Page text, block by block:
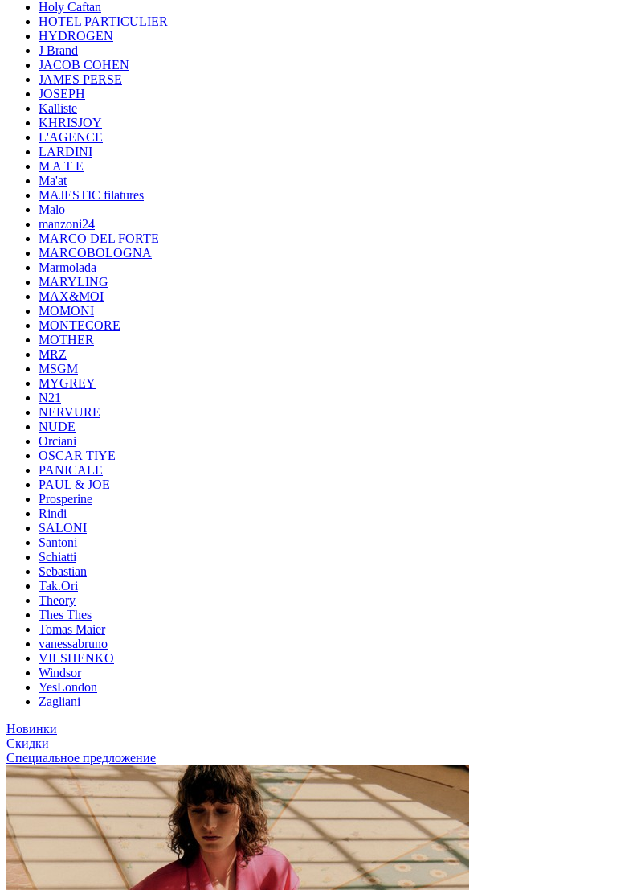
Holy Caftan
HOTEL PARTICULIER
HYDROGEN
J Brand
JACOB COHEN
JAMES PERSE
JOSEPH
Kalliste
KHRISJOY
L'AGENCE
LARDINI
M A T E
Ma'at
MAJESTIC filatures
Malo
manzoni24
MARCO DEL FORTE
MARCOBOLOGNA
Marmolada
MARYLING
MAX&MOI
MOMONI
MONTECORE
MOTHER
MRZ
MSGM
MYGREY
N21
NERVURE
NUDE
Orciani
OSCAR TIYE
PANICALE
PAUL & JOE
Prosperine
Rindi
SALONI
Santoni
Schiatti
Sebastian
Tak.Ori
Theory
Thes Thes
Tomas Maier
vanessabruno
VILSHENKO
Windsor
YesLondon
Zagliani
Новинки
Скидки
Специальное предложение